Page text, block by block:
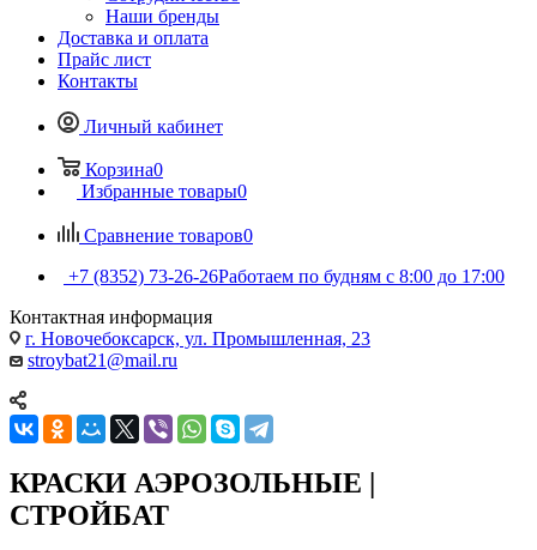
Наши бренды
Доставка и оплата
Прайс лист
Контакты
Личный кабинет
Корзина0
Избранные товары0
Сравнение товаров0
+7 (8352) 73-26-26Работаем по будням с 8:00 до 17:00
Контактная информация
г. Новочебоксарск, ул. Промышленная, 23
stroybat21@mail.ru
КРАСКИ АЭРОЗОЛЬНЫЕ |
СТРОЙБАТ